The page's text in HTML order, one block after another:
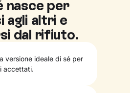
nasce per
agli altri e
dal rifiuto.
versione ideale di sé per
accettati.